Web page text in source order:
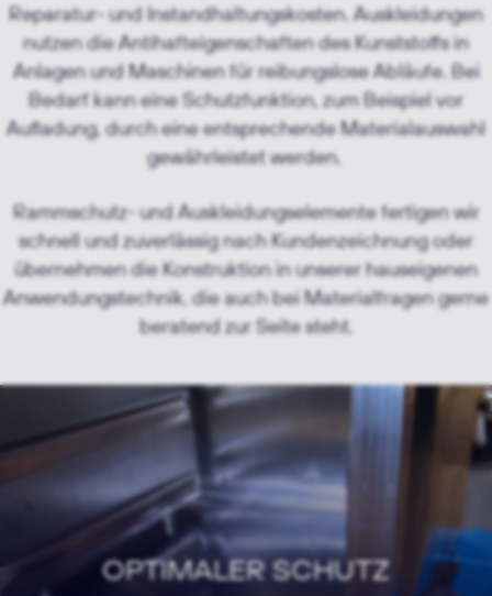
Reparatur- und Instandhaltungskosten. Auskleidungen
nutzen die Antihafteigenschaften des Kunststoffs in
Anlagen und Maschinen für reibungslose Abläufe. Bei
Bedarf kann eine Schutzfunktion, zum Beispiel vor
Aufladung, durch eine entsprechende Materialauswahl
gewährleistet werden.
Rammschutz- und Auskleidungselemente fertigen wir
schnell und zuverlässig nach Kundenzeichnung oder
übernehmen die Konstruktion in unserer hauseigenen
Anwendungstechnik, die auch bei Materialfragen gerne
beratend zur Seite steht.
OPTIMALER SCHUTZ